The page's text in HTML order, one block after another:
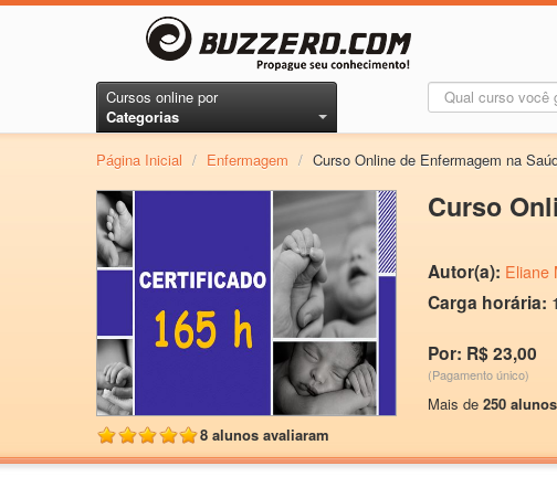
Cursos online por
Categorias
Página Inicial / Enfermagem / Curso Online de Enfermagem na
8 alunos avaliaram
Curso
Autor(a): Eliane
Carga horária:
Por: R$ 23,00
(Pagamento único)
Mais de 250